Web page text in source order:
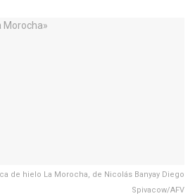
de hielo La Morocha, de Nicolás Banyay Diego
Spivacow/AFV